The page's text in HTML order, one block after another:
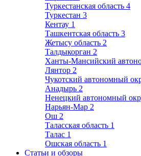
Туркестанская область 4
Туркестан 3
Кентау 1
Ташкентская область 3
Жетысу область 2
Талдыкорган 2
Ханты-Мансийский
Лянтор 2
Чукотский автономный
Анадырь 2
Ненецкий автономный
Нарьян-Мар 2
Ош 2
Таласская область 1
Талас 1
Ошская область 1
Статьи и обзоры